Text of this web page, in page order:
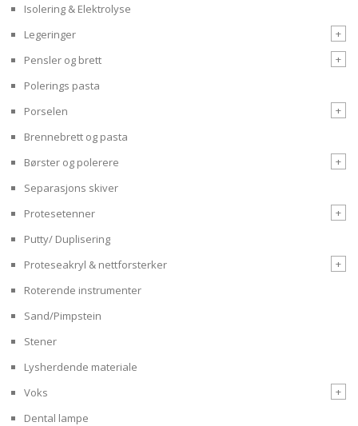
Isolering & Elektrolyse
Legeringer
+
Pensler og brett
+
Polerings pasta
Porselen
+
Brennebrett og pasta
Børster og polerere
+
Separasjons skiver
Protesetenner
+
Putty/ Duplisering
Proteseakryl & nettforsterker
+
Roterende instrumenter
Sand/Pimpstein
Stener
Lysherdende materiale
Voks
+
Dental lampe